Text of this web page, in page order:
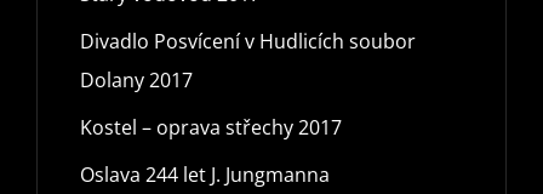
Divadlo Posvícení v Hudlicích soubor
Dolany 2017
Kostel – oprava střechy 2017
Oslava 244 let J. Jungmanna